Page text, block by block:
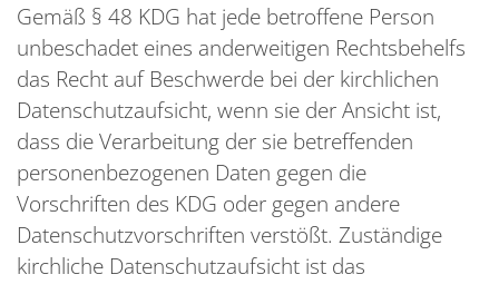
Gemäß § 48 KDG hat jede betroffene Person
unbeschadet eines anderweitigen Rechtsbehelfs
das Recht auf Beschwerde bei der kirchlichen
Datenschutzaufsicht, wenn sie der Ansicht ist,
dass die Verarbeitung der sie betreffenden
personenbezogenen Daten gegen die
Vorschriften des KDG oder gegen andere
Datenschutzvorschriften verstößt. Zuständige
kirchliche Datenschutzaufsicht ist das